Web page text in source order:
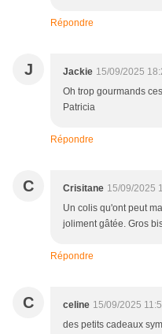
Répondre
J Jackie 15/09/2025
Oh trop gourmands
Patricia
Répondre
C Crisitane 15/09/2025
Un colis qu'ont peut
joliment gâtée. Gros
Répondre
C celine 15/09/2025
des petits cadeaux